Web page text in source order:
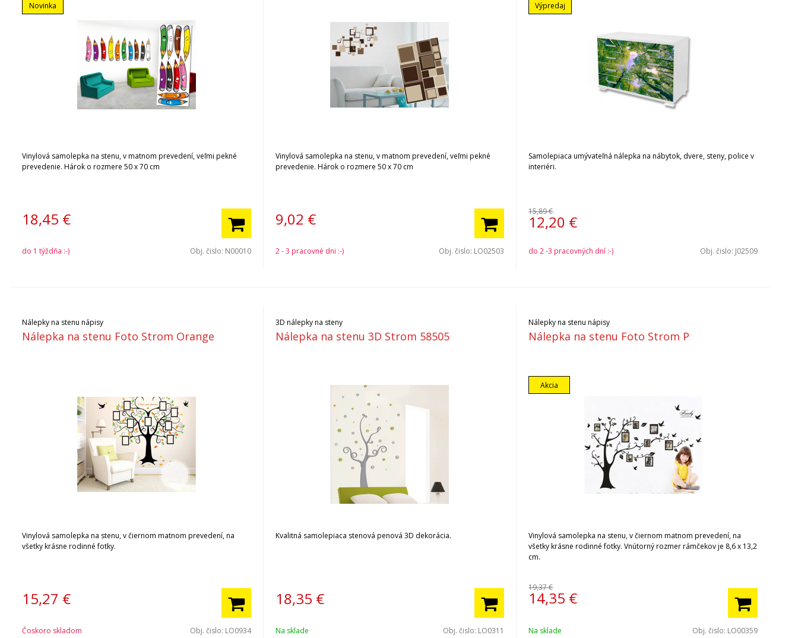
Novinka
Vinylová samolepka na stenu, v matnom prevedení, veľmi pekné
prevedenie. Hárok o rozmere 50 x 70 cm
18,45 €
do 1 týždňa :-) Obj. čislo: N00010
Vinylová samolepka na stenu, v matnom prevedení, veľmi pekné
prevedenie. Hárok o rozmere 50 x 70 cm
9,02 €
2 - 3 pracovné dni :-) Obj. čislo: LO02503
Výpredaj
Samolepiaca umývateľná nálepka na nábytok, dvere, steny, police v
interiéri.
15,89 €
12,20 €
do 2 -3 pracovných dní :-) Obj. čislo: J02509
Nálepky na stenu nápisy
Nálepka na stenu Foto Strom Orange
Vinylová samolepka na stenu, v čiernom matnom prevedení, na
všetky krásne rodinné fotky.
15,27 €
Čoskoro skladom Obj. čislo: LO0934
3D nálepky na steny
Nálepka na stenu 3D Strom 58505
Kvalitná samolepiaca stenová penová 3D dekorácia.
18,35 €
Na sklade Obj. čislo: LO0311
Nálepky na stenu nápisy
Nálepka na stenu Foto Strom P
Akcia
Vinylová samolepka na stenu, v čiernom matnom prevedení, na
všetky krásne rodinné fotky. Vnútorný rozmer rámčekov je 8,6 x 13,2
cm.
19,37 €
14,35 €
Na sklade Obj. čislo: LO00359